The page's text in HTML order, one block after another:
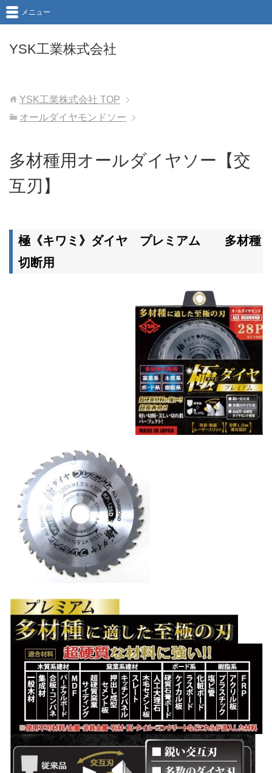
YSK工業株式会社
メニュー
YSK工業株式会社 TOP
オールダイヤモンドソー
多材種用オールダイヤソー【交
互刃】
極《キワミ》ダイヤ プレミアム 多材種
切断用